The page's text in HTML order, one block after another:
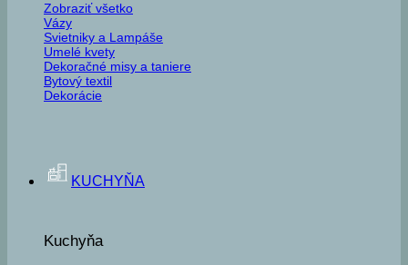
Zobraziť všetko
Vázy
Svietniky a Lampáše
Umelé kvety
Dekoračné misy a taniere
Bytový textil
Dekorácie
KUCHYŇA
Kuchyňa